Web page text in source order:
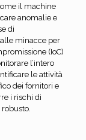
il machine
anomalie e
di
minacce per
(IoC)
l’intero
le attività
dei fornitori e
i rischi di